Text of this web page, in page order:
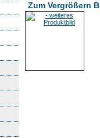
Zum Vergrößern